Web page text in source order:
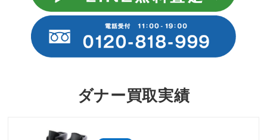
ダナー買取実績